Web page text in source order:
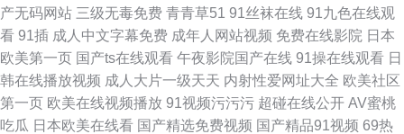
产无码网站 三级无毒免费 青青草51 91丝袜在线 91九色在线观
看 91插 成人中文字幕免费 成年人网站视频 免费在线影院 日本
欧美第一页 国产ts在线观看 午夜影院国产在线 91操在线观看 日
韩在线播放视频 成人大片一级天天 内射性爱网址大全 欧美社区
第一页 欧美在线视频播放 91视频污污污 超碰在线公开 AV蜜桃
吃瓜 日本欧美在线看 国产精选免费视频 国产精品91视频 69热